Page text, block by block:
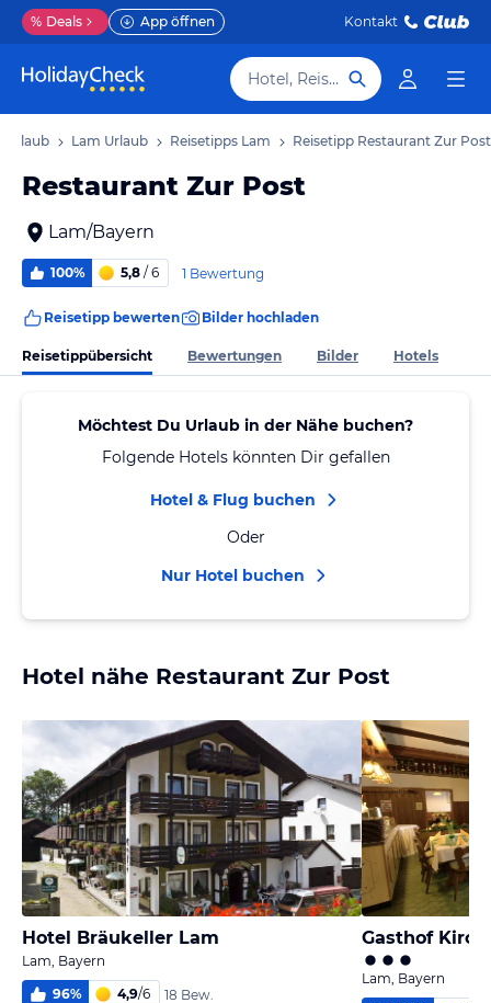
% Deals App öffnen Kontakt
Hotel, Reiseziel
Urlaub Lam Urlaub Reisetipps Lam Reisetipp Restaurant Zur Post
Restaurant Zur Post
Lam/Bayern
100% 5,8 / 6 1 Bewertung
Reisetipp bewerten Bilder hochladen
Reisetippübersicht Bewertungen Bilder Hotels
Möchtest Du Urlaub in der Nähe buchen?
Folgende Hotels könnten Dir gefallen
Hotel & Flug buchen
Oder
Nur Hotel buchen
Hotel nähe Restaurant Zur Post
Hotel Bräukeller Lam
Lam, Bayern
96% 4,9/6 18 Bew.
Gasthof
Lam, Bayern